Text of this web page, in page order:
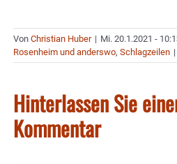
Von Christian Huber | Mi. 20.1.2021 -
Rosenheim und anderswo, Schlagzeilen |
Hinterlassen Sie
Kommentar